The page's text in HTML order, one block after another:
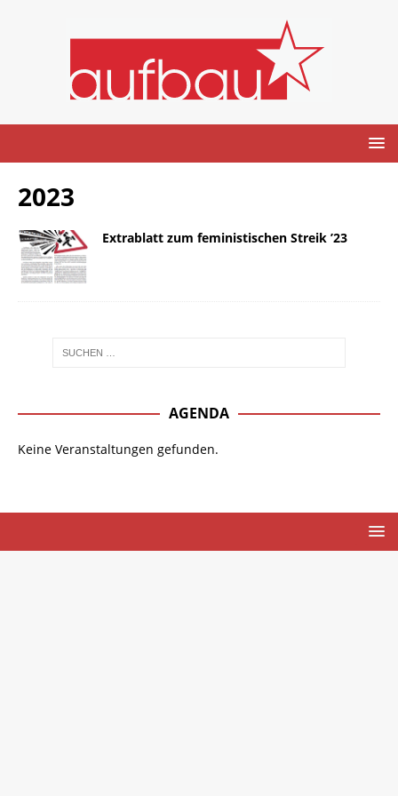
2023
Extrablatt zum feministischen Streik ’23
AGENDA
Keine Veranstaltungen gefunden.